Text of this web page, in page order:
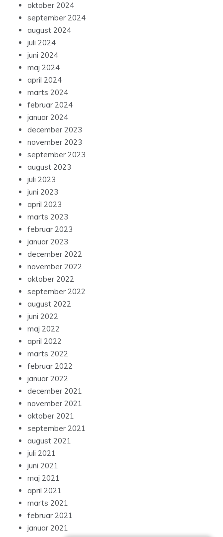
oktober 2024
september 2024
august 2024
juli 2024
juni 2024
maj 2024
april 2024
marts 2024
februar 2024
januar 2024
december 2023
november 2023
september 2023
august 2023
juli 2023
juni 2023
april 2023
marts 2023
februar 2023
januar 2023
december 2022
november 2022
oktober 2022
september 2022
august 2022
juni 2022
maj 2022
april 2022
marts 2022
februar 2022
januar 2022
december 2021
november 2021
oktober 2021
september 2021
august 2021
juli 2021
juni 2021
maj 2021
april 2021
marts 2021
februar 2021
januar 2021